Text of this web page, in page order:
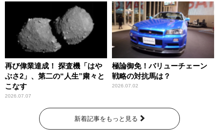
再び偉業達成！ 探査機「はや
ぶさ2」、第二の“人生”粛々と
こなす
2026.07.07
極論御免！バリューチェーン
戦略の対抗馬は？
2026.07.02
新着記事をもっと見る